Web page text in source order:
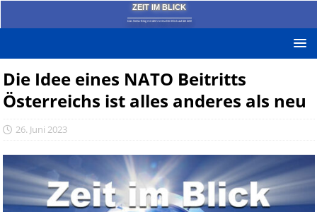
ZEIT IM BLICK
Das News-Blog mit dem kritischen Blick auf die Zeit!
Die Idee eines NATO Beitritts
Österreichs ist alles anderes als neu
26. Juni 2023